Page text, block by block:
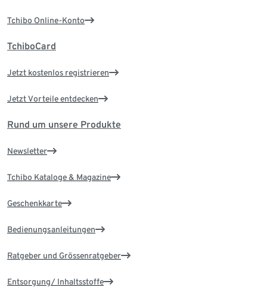
Tchibo Online-Konto
TchiboCard
Jetzt kostenlos registrieren
Jetzt Vorteile entdecken
Rund um unsere Produkte
Newsletter
Tchibo Kataloge & Magazine
Geschenkkarte
Bedienungsanleitungen
Ratgeber und Grössenratgeber
Entsorgung/ Inhaltsstoffe